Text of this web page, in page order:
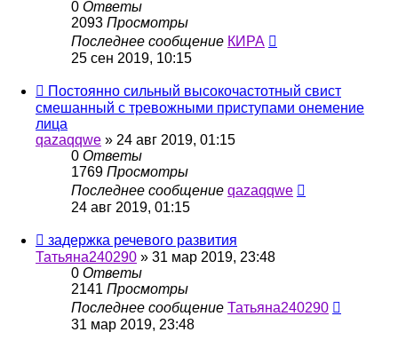
0 Ответы
2093 Просмотры
Последнее сообщение КИРА
25 сен 2019, 10:15
Постоянно сильный высокочастотный свист
смешанный с тревожными приступами онемение
лица
qazaqqwe » 24 авг 2019, 01:15
0 Ответы
1769 Просмотры
Последнее сообщение qazaqqwe
24 авг 2019, 01:15
задержка речевого развития
Татьяна240290 » 31 мар 2019, 23:48
0 Ответы
2141 Просмотры
Последнее сообщение Татьяна240290
31 мар 2019, 23:48